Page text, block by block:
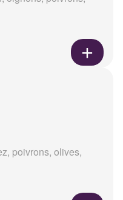
poivrons, olives,